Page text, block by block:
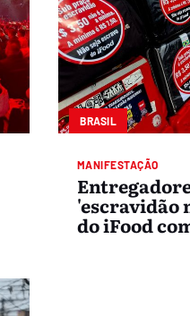
BRASIL
MANIFESTAÇÃO
'escravidão
do iFood